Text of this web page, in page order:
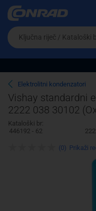
Ova postavka
cijene vašim
Pravno lice
Da
biste
potražili
proizvod,
unesite
ključnu
riječ,
kataloški
broj,
EAN
ili
Elektrolitni kondenzatori
Vishay standardni
2222 038 30102
Kataloški br:
446192 - 62
(0) Prikaži